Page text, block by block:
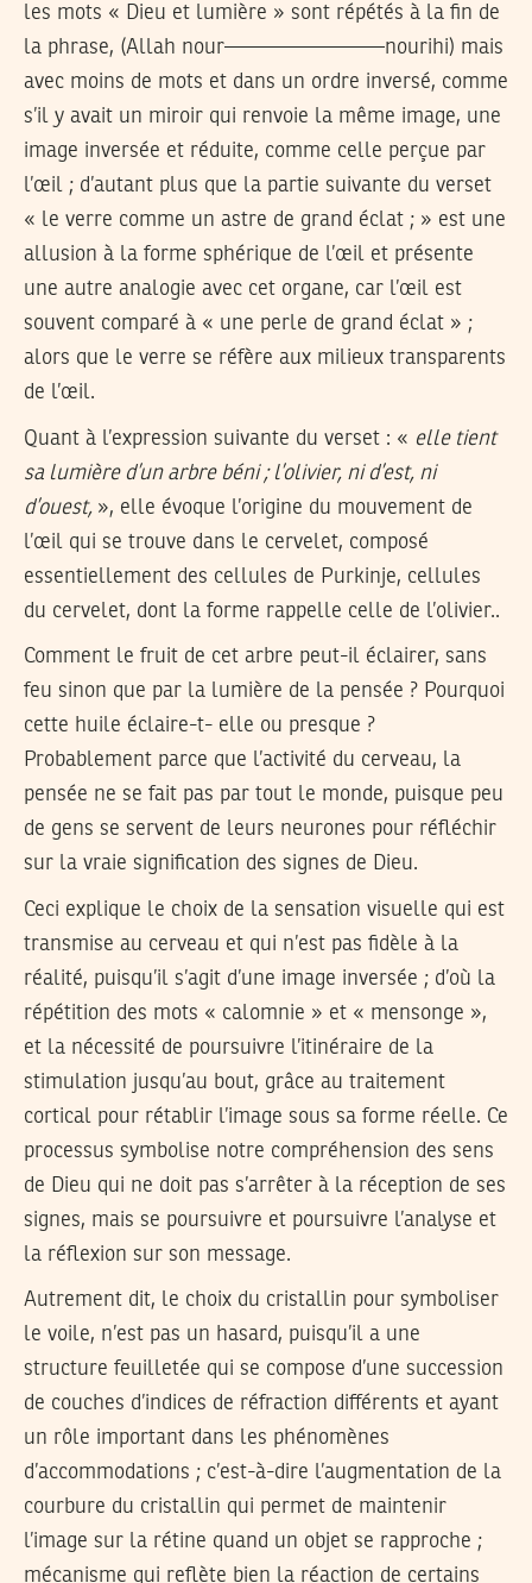
les mots « Dieu et lumière » sont répétés à la fin de
la phrase, (Allah nour———————–nourihi) mais
avec moins de mots et dans un ordre inversé, comme
s’il y avait un miroir qui renvoie la même image, une
image inversée et réduite, comme celle perçue par
l’œil ; d’autant plus que la partie suivante du verset
« le verre comme un astre de grand éclat ; » est une
allusion à la forme sphérique de l’œil et présente
une autre analogie avec cet organe, car l’œil est
souvent comparé à « une perle de grand éclat » ;
alors que le verre se réfère aux milieux transparents
de l’œil.
Quant à l’expression suivante du verset : « elle tient
sa lumière d’un arbre béni ; l’olivier, ni d’est, ni
d’ouest, », elle évoque l’origine du mouvement de
l’œil qui se trouve dans le cervelet, composé
essentiellement des cellules de Purkinje, cellules
du cervelet, dont la forme rappelle celle de l’olivier..
Comment le fruit de cet arbre peut-il éclairer, sans
feu sinon que par la lumière de la pensée ? Pourquoi
cette huile éclaire-t- elle ou presque ?
Probablement parce que l’activité du cerveau, la
pensée ne se fait pas par tout le monde, puisque peu
de gens se servent de leurs neurones pour réfléchir
sur la vraie signification des signes de Dieu.
Ceci explique le choix de la sensation visuelle qui est
transmise au cerveau et qui n’est pas fidèle à la
réalité, puisqu’il s’agit d’une image inversée ; d’où la
répétition des mots « calomnie » et « mensonge »,
et la nécessité de poursuivre l’itinéraire de la
stimulation jusqu’au bout, grâce au traitement
cortical pour rétablir l’image sous sa forme réelle. Ce
processus symbolise notre compréhension des sens
de Dieu qui ne doit pas s’arrêter à la réception de ses
signes, mais se poursuivre et poursuivre l’analyse et
la réflexion sur son message.
Autrement dit, le choix du cristallin pour symboliser
le voile, n’est pas un hasard, puisqu’il a une
structure feuilletée qui se compose d’une succession
de couches d’indices de réfraction différents et ayant
un rôle important dans les phénomènes
d’accommodations ; c’est-à-dire l’augmentation de la
courbure du cristallin qui permet de maintenir
l’image sur la rétine quand un objet se rapproche ;
mécanisme qui reflète bien la réaction de certains